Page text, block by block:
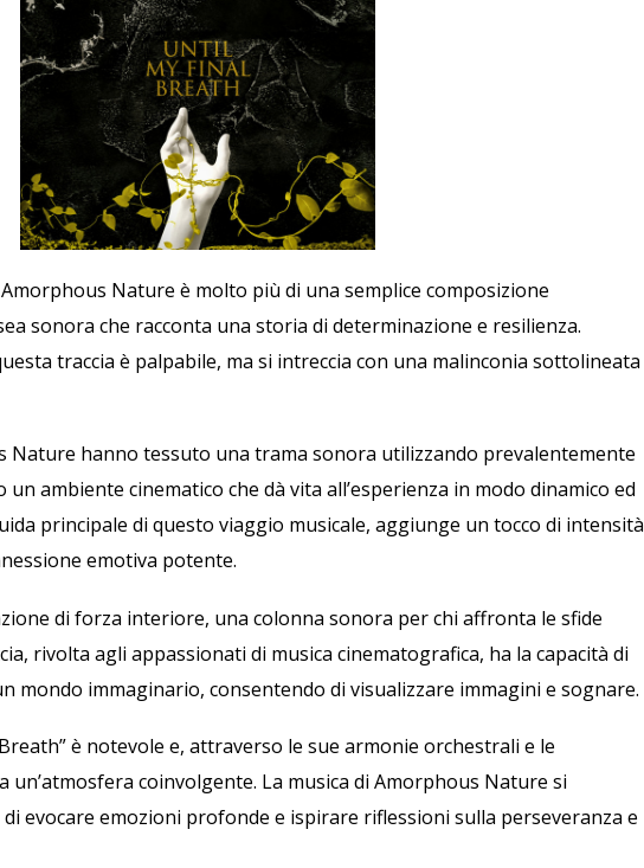
Nature è molto più di una semplice composizione
sonora che racconta una storia di determinazione e resilienza.
traccia è palpabile, ma si intreccia con una malinconia sottolineata
Nature hanno tessuto una trama sonora utilizzando prevalentemente
ambiente cinematico che dà vita all’esperienza in modo dinamico ed
principale di questo viaggio musicale, aggiunge un tocco di intensità
emotiva potente.
di forza interiore, una colonna sonora per chi affronta le sfide
rivolta agli appassionati di musica cinematografica, ha la capacità di
mondo immaginario, consentendo di visualizzare immagini e sognare.
è notevole e, attraverso le sue armonie orchestrali e le
coinvolgente. La musica di Amorphous Nature si
evocare emozioni profonde e ispirare riflessioni sulla perseveranza e